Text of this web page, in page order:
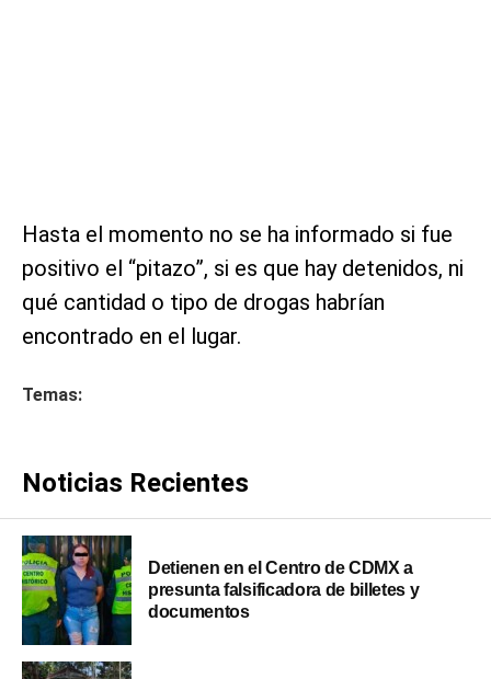
Hasta el momento no se ha informado si fue
positivo el “pitazo”, si es que hay detenidos, ni
qué cantidad o tipo de drogas habrían
encontrado en el lugar.
Temas:
Noticias Recientes
Detienen en el Centro de CDMX a
presunta falsificadora de billetes y
documentos